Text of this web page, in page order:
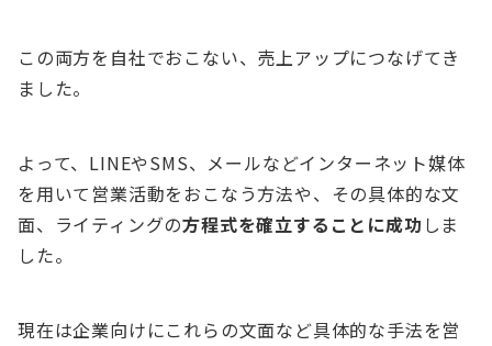
この両方を自社でおこない、売上アップにつなげてき
ました。
よって、LINEやSMS、メールなどインターネット媒体
を用いて営業活動をおこなう方法や、その具体的な文
面、ライティングの方程式を確立することに成功 しま
した。
現在は企業向けにこれらの文面など具体的な手法を営